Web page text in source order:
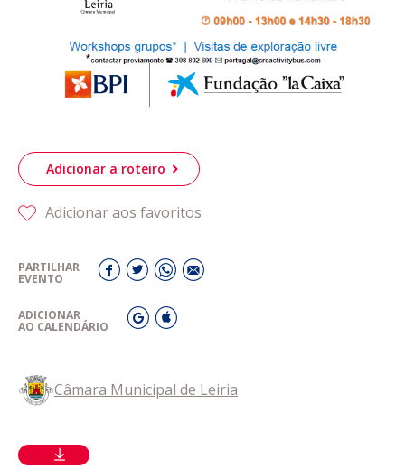
Adicionar a roteiro
Adicionar aos favoritos
PARTILHAR
EVENTO
ADICIONAR
AO CALENDÁRIO
Câmara Municipal de Leiria